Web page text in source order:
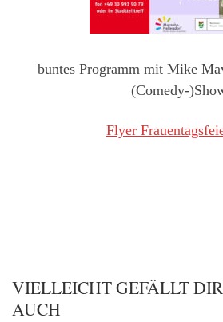
buntes Programm mit Mike
(Comedy-
Flyer
VIELLEICHT GEFÄLLT DIR
AUCH